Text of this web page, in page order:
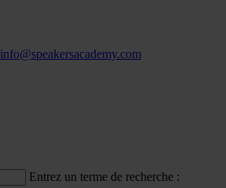
info@speakersacademy.com
Entrez un terme de recherche :